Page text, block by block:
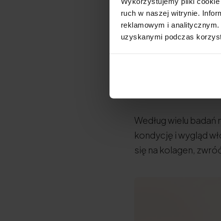
ruch w naszej witrynie.
reklamowym i
uzyskanymi podczas
Najlepszy kolagen
Natu.Care
Według wielu
kondycję i wygląd
się na kolagen,